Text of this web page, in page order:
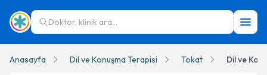
Doktor, klinik ara...
Anasayfa Dil ve Konuşma Terapisi Tokat Dil ve